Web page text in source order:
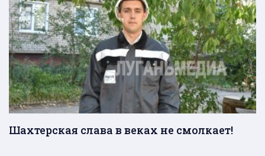
Шахтерская слава в веках не смолкает!